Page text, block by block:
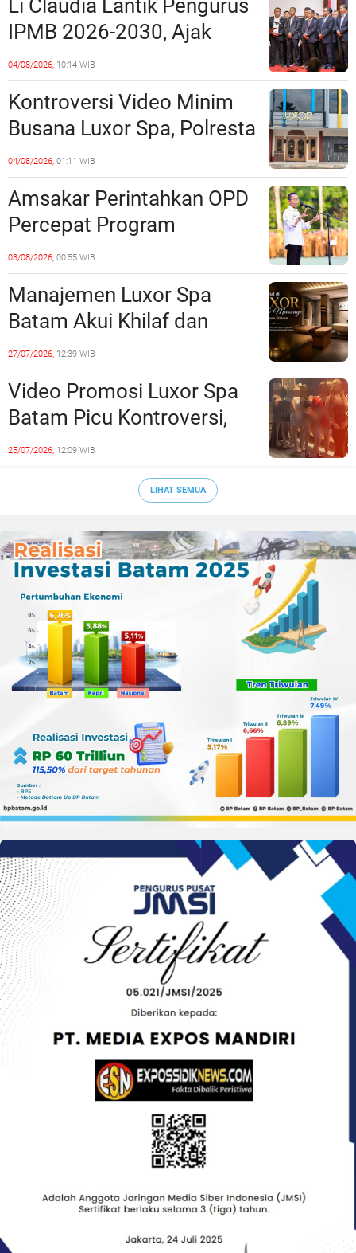
Polda Kepri Jalan di
Tempat?
Li Claudia Lantik Pengurus
IPMB 2026-2030, Ajak
Perkuat Kerukunan dan
Sinergi dengan Pemko
Batam
04/08/2026, 10:14 WIB
Kontroversi Video Minim
Busana Luxor Spa, Polresta
Barelang Usut Tuntas
Unsur Pelanggaran Hukum
04/08/2026, 01:11 WIB
Amsakar Perintahkan OPD
Percepat Program
Prioritas, Targetkan
Realisasi Pembangunan
Lampaui 50 Persen
03/08/2026, 00:55 WIB
Manajemen Luxor Spa
Batam Akui Khilaf dan
Minta Maaf, Konten
Langsung Di-Takedown
27/07/2026, 12:39 WIB
Video Promosi Luxor Spa
Batam Picu Kontroversi,
Dinilai Bermuatan Sensual
25/07/2026, 12:09 WIB
LIHAT SEMUA